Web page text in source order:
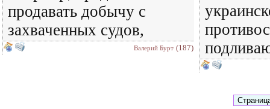
продавать добычу с
захваченных судов,
Валерий Бурт (187)